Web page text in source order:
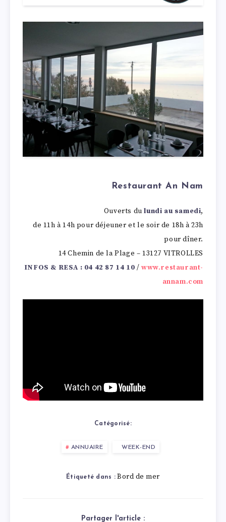
Restaurant An Nam
Ouverts dulundi au samedi,
de 11h à 14h pour déjeuner et le soir de 18h à 23h
pour dîner.
14 Chemin de la Plage – 13127 VITROLLES
INFOS & RESA : 04 42 87 14 10 / www.restaurant-
annam.com
Catégorisé:
ANNUAIRE WEEK-END
Étiqueté dans : Bord de mer
Partager l'article :